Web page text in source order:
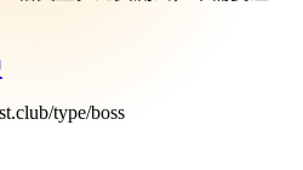
type/boss